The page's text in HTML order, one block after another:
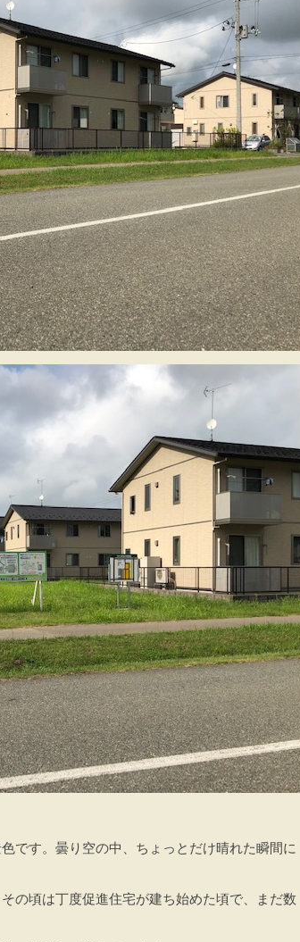
です。曇り空の中、ちょっとだけ晴れた瞬間に
の頃は丁度促進住宅が建ち始めた頃で、まだ数